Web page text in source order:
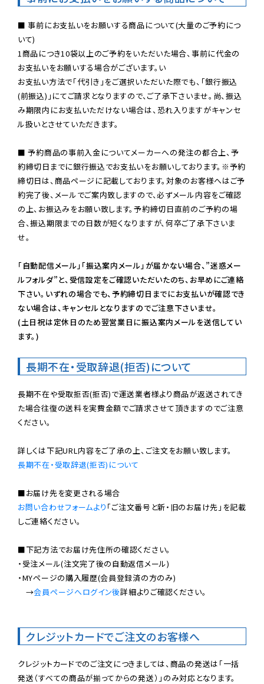
■ 事前にお支払いをお願いする商品について(大量のご予約につ
いて)
1商品につき10袋以上のご予約をいただいた場合、事前に代金の
お支払いをお願いする場合がございます。い
お支払い方法で「代引き」をご選択いただいた際でも、「銀行振込
(前振込)」にてご請求となりますので、ご了承下さいませ。尚、振込
み期限内にお支払いただけない場合は、恐れ入りますがキャンセ
ル扱いとさせていただきます。
■ 予約商品の事前入金についてメーカーへの発注の都合上、予
約締切日までに銀行振込でお支払いをお願いしております。※予約
締切日は、商品ページに記載しております。対象のお客様へはご予
約完了後、メールでご案内致しますので、必ずメール内容をご確認
の上、お振込みをお願い致します。予約締切日直前のご予約の場
合、振込期限までの日数が短くなりますが、何卒ご了承下さいま
せ。
「自動配信メール」「振込案内メール」が届かない場合、”迷惑メー
ルフォルダ”と、受信設定をご確認いただいたのち、お早めにご連絡
下さい。いずれの場合でも、予約締切日までにお支払いが確認でき
ない場合は、キャンセルとなりますのでご注意下さいませ。
(土日祝は定休日のため翌営業日に振込案内メールを送信してい
ます。)
長期不在・受取辞退(拒否)について
長期不在や受取拒否(拒否)で運送業者様より商品が返送されてき
た場合往復の送料を実費金額でご請求させて頂きますのでご注意
ください。
長期不在・受取辞退(拒否)について
お問い合わせフォームより 「ご注文番号と新・旧のお届け先」を記載
しご連絡ください。
■下記方法でお届け先住所の確認ください。
・受注メール(注文完了後の自動返信メール)
・MYページの購入履歴(会員登録済の方のみ)
→会員ページへログイン後詳細よりご確認ください。
クレジットカードでご注文のお客様へ
クレジットカードでのご注文につきましては、商品の発送は「一括
発送（すべての商品が揃ってからの発送）」のみ対応となります。